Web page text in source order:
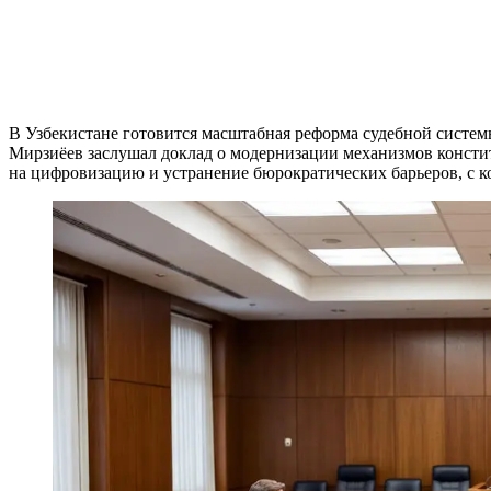
В Узбекистане готовится масштабная реформа судебной
Мирзиёев заслушал доклад о модернизации механизмов
на цифровизацию и устранение бюрократических барьеров, с